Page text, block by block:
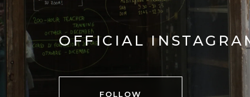
OFFICIAL
FOLLOW